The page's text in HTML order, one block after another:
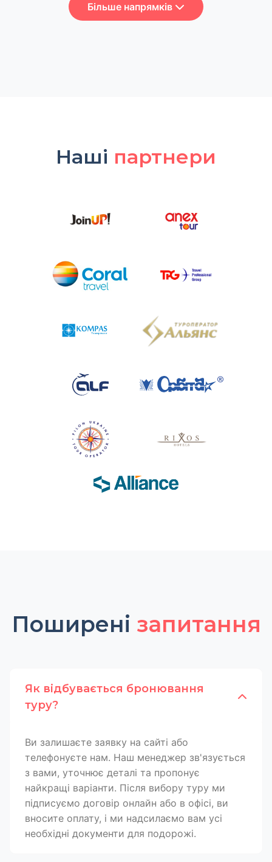
Більше напрямків
Наші партнери
Поширені запитання
Як відбувається бронювання
туру?
Ви залишаєте заявку на сайті або
телефонуєте нам. Наш менеджер зв'язується
з вами, уточнює деталі та пропонує
найкращі варіанти. Після вибору туру ми
підписуємо договір онлайн або в офісі, ви
вносите оплату, і ми надсилаємо вам усі
необхідні документи для подорожі.